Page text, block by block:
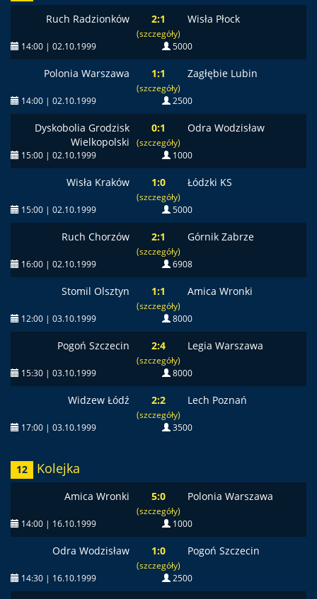
Ruch Radzionków 2:1
(szczegóły)
Wisła Płock
14:00 | 02.10.1999 5000
Polonia Warszawa 1:1
(szczegóły)
Zagłębie Lubin
14:00 | 02.10.1999 2500
Dyskobolia Grodzisk
Wielkopolski
0:1
(szczegóły)
Odra Wodzisław
15:00 | 02.10.1999 1000
Wisła Kraków 1:0
(szczegóły)
Łódzki KS
15:00 | 02.10.1999 5000
Ruch Chorzów 2:1
(szczegóły)
Górnik Zabrze
16:00 | 02.10.1999 6908
Stomil Olsztyn 1:1
(szczegóły)
Amica Wronki
12:00 | 03.10.1999 8000
Pogoń Szczecin 2:4
(szczegóły)
Legia Warszawa
15:30 | 03.10.1999 8000
Widzew Łódź 2:2
(szczegóły)
Lech Poznań
17:00 | 03.10.1999 3500
12 Kolejka
Amica Wronki 5:0
(szczegóły)
Polonia Warszawa
14:00 | 16.10.1999 1000
Odra Wodzisław 1:0
(szczegóły)
Pogoń Szczecin
14:30 | 16.10.1999 2500